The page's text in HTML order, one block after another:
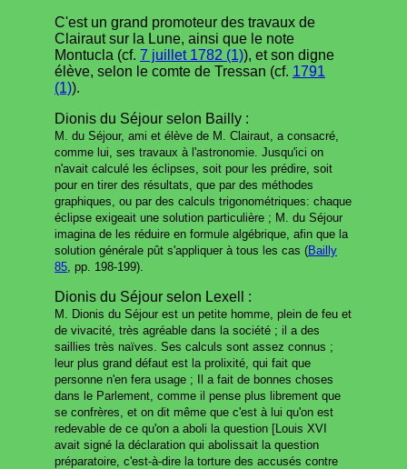
C'est un grand promoteur des travaux de
Clairaut sur la Lune, ainsi que le note
Montucla (cf. 7 juillet 1782 (1)), et son digne
élève, selon le comte de Tressan (cf. 1791
(1)).
Dionis du Séjour selon Bailly :
M. du Séjour, ami et élève de M. Clairaut, a consacré,
comme lui, ses travaux à l'astronomie. Jusqu'ici on
n'avait calculé les éclipses, soit pour les prédire, soit
pour en tirer des résultats, que par des méthodes
graphiques, ou par des calculs trigonométriques: chaque
éclipse exigeait une solution particulière ; M. du Séjour
imagina de les réduire en formule algébrique, afin que la
solution générale pût s'appliquer à tous les cas (Bailly
85 , pp. 198-199).
Dionis du Séjour selon Lexell :
M. Dionis du Séjour est un petite homme, plein de feu et
de vivacité, très agréable dans la société ; il a des
saillies très naïves. Ses calculs sont assez connus ;
leur plus grand défaut est la prolixité, qui fait que
personne n'en fera usage ; Il a fait de bonnes choses
dans le Parlement, comme il pense plus librement que
se confrères, et on dit même que c'est à lui qu'on est
redevable de ce qu'on a aboli la question [Louis XVI
avait signé la déclaration qui abolissait la question
préparatoire, c'est-à-dire la torture des accusés contre